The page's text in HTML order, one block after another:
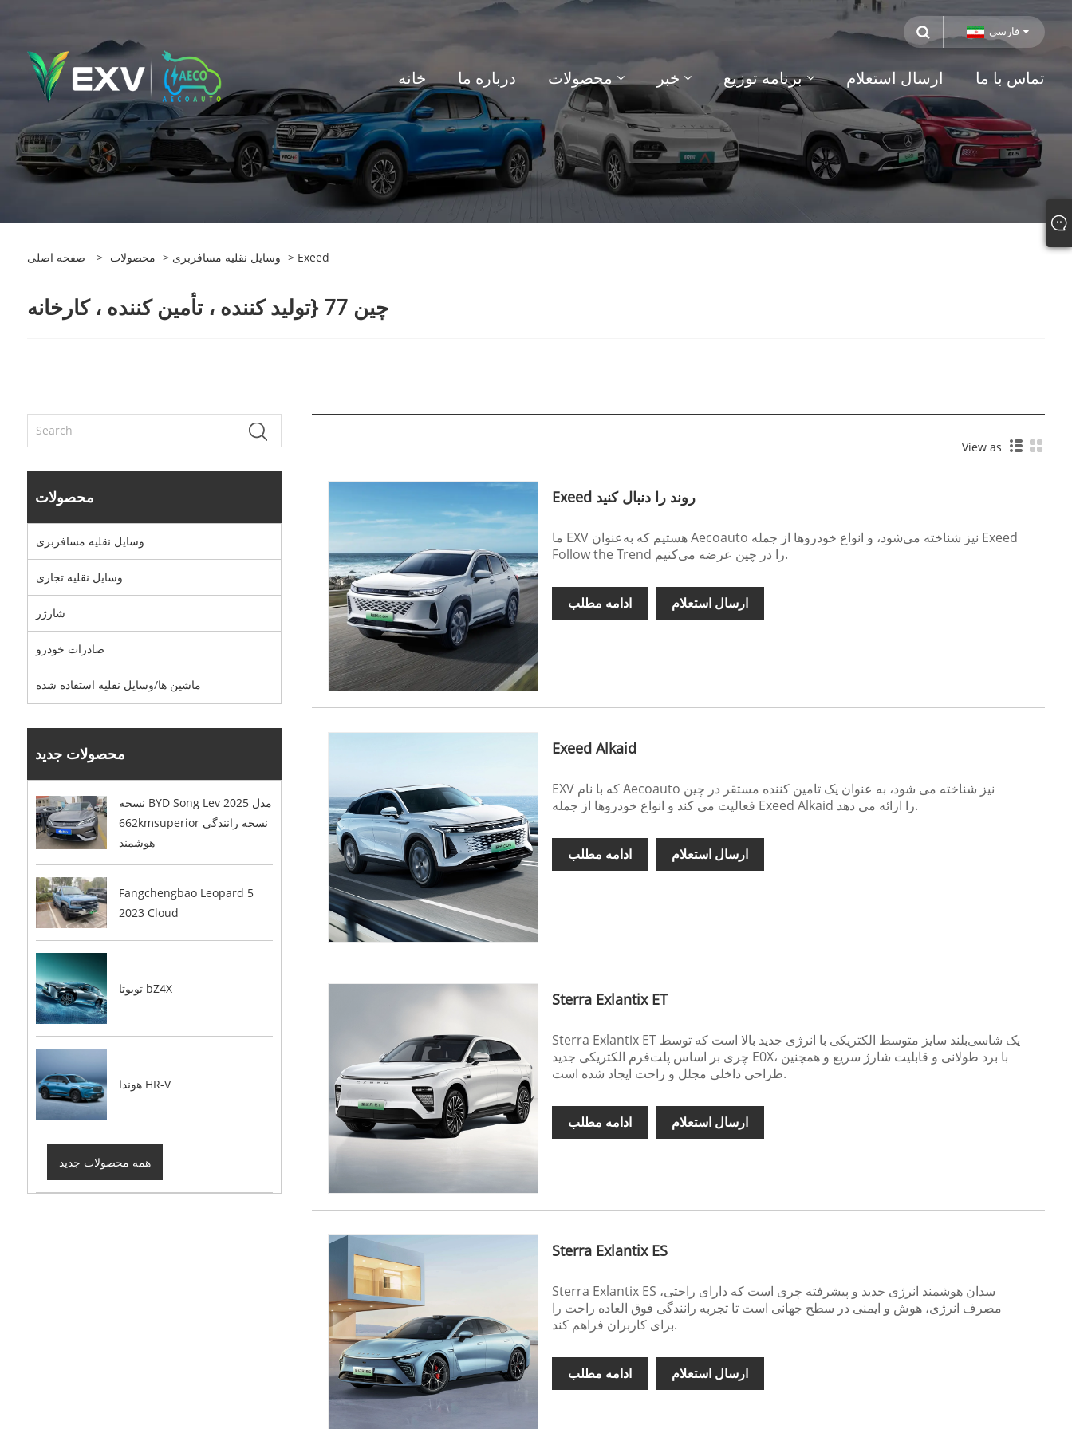
فارسی
خانه درباره ما محصولات خبر برنامه توزیع ارسال استعلام تماس با ما
صفحه اصلی > محصولات > وسایل نقلیه مسافربری > Exeed
چین 77 {تولید کننده ، تأمین کننده ، کارخانه
محصولات
وسایل نقلیه مسافربری
وسایل نقلیه تجاری
شارژر
صادرات خودرو
ماشین ها/وسایل نقلیه استفاده شده
محصولات جدید
نسخه BYD Song Lev 2025 مدل
662kmsuperior نسخه رانندگی
هوشمند
Fangchengbao Leopard 5
2023 Cloud
تویوتا bZ4X
هوندا HR-V
همه محصولات جدید
View as
Exeed روند را دنبال کنید
ما EXV هستیم که به‌عنوان Aecoauto نیز شناخته می‌شود، و انواع خودروها از جمله Exeed
Follow the Trend را در چین عرضه می‌کنیم.
ادامه مطلب ارسال استعلام
Exeed Alkaid
EXV که با نام Aecoauto نیز شناخته می شود، به عنوان یک تامین کننده مستقر در چین
فعالیت می کند و انواع خودروها از جمله Exeed Alkaid را ارائه می دهد.
ادامه مطلب ارسال استعلام
Sterra Exlantix ET
Sterra Exlantix ET یک شاسی‌بلند سایز متوسط ​​الکتریکی با انرژی جدید بالا است که توسط
چری بر اساس پلت‌فرم الکتریکی جدید E0X، با برد طولانی و قابلیت شارژ سریع و همچنین
طراحی داخلی مجلل و راحت ایجاد شده است.
ادامه مطلب ارسال استعلام
Sterra Exlantix ES
Sterra Exlantix ES سدان هوشمند انرژی جدید و پیشرفته چری است که دارای راحتی،
مصرف انرژی، هوش و ایمنی در سطح جهانی است تا تجربه رانندگی فوق العاده راحت را
برای کاربران فراهم کند.
ادامه مطلب ارسال استعلام